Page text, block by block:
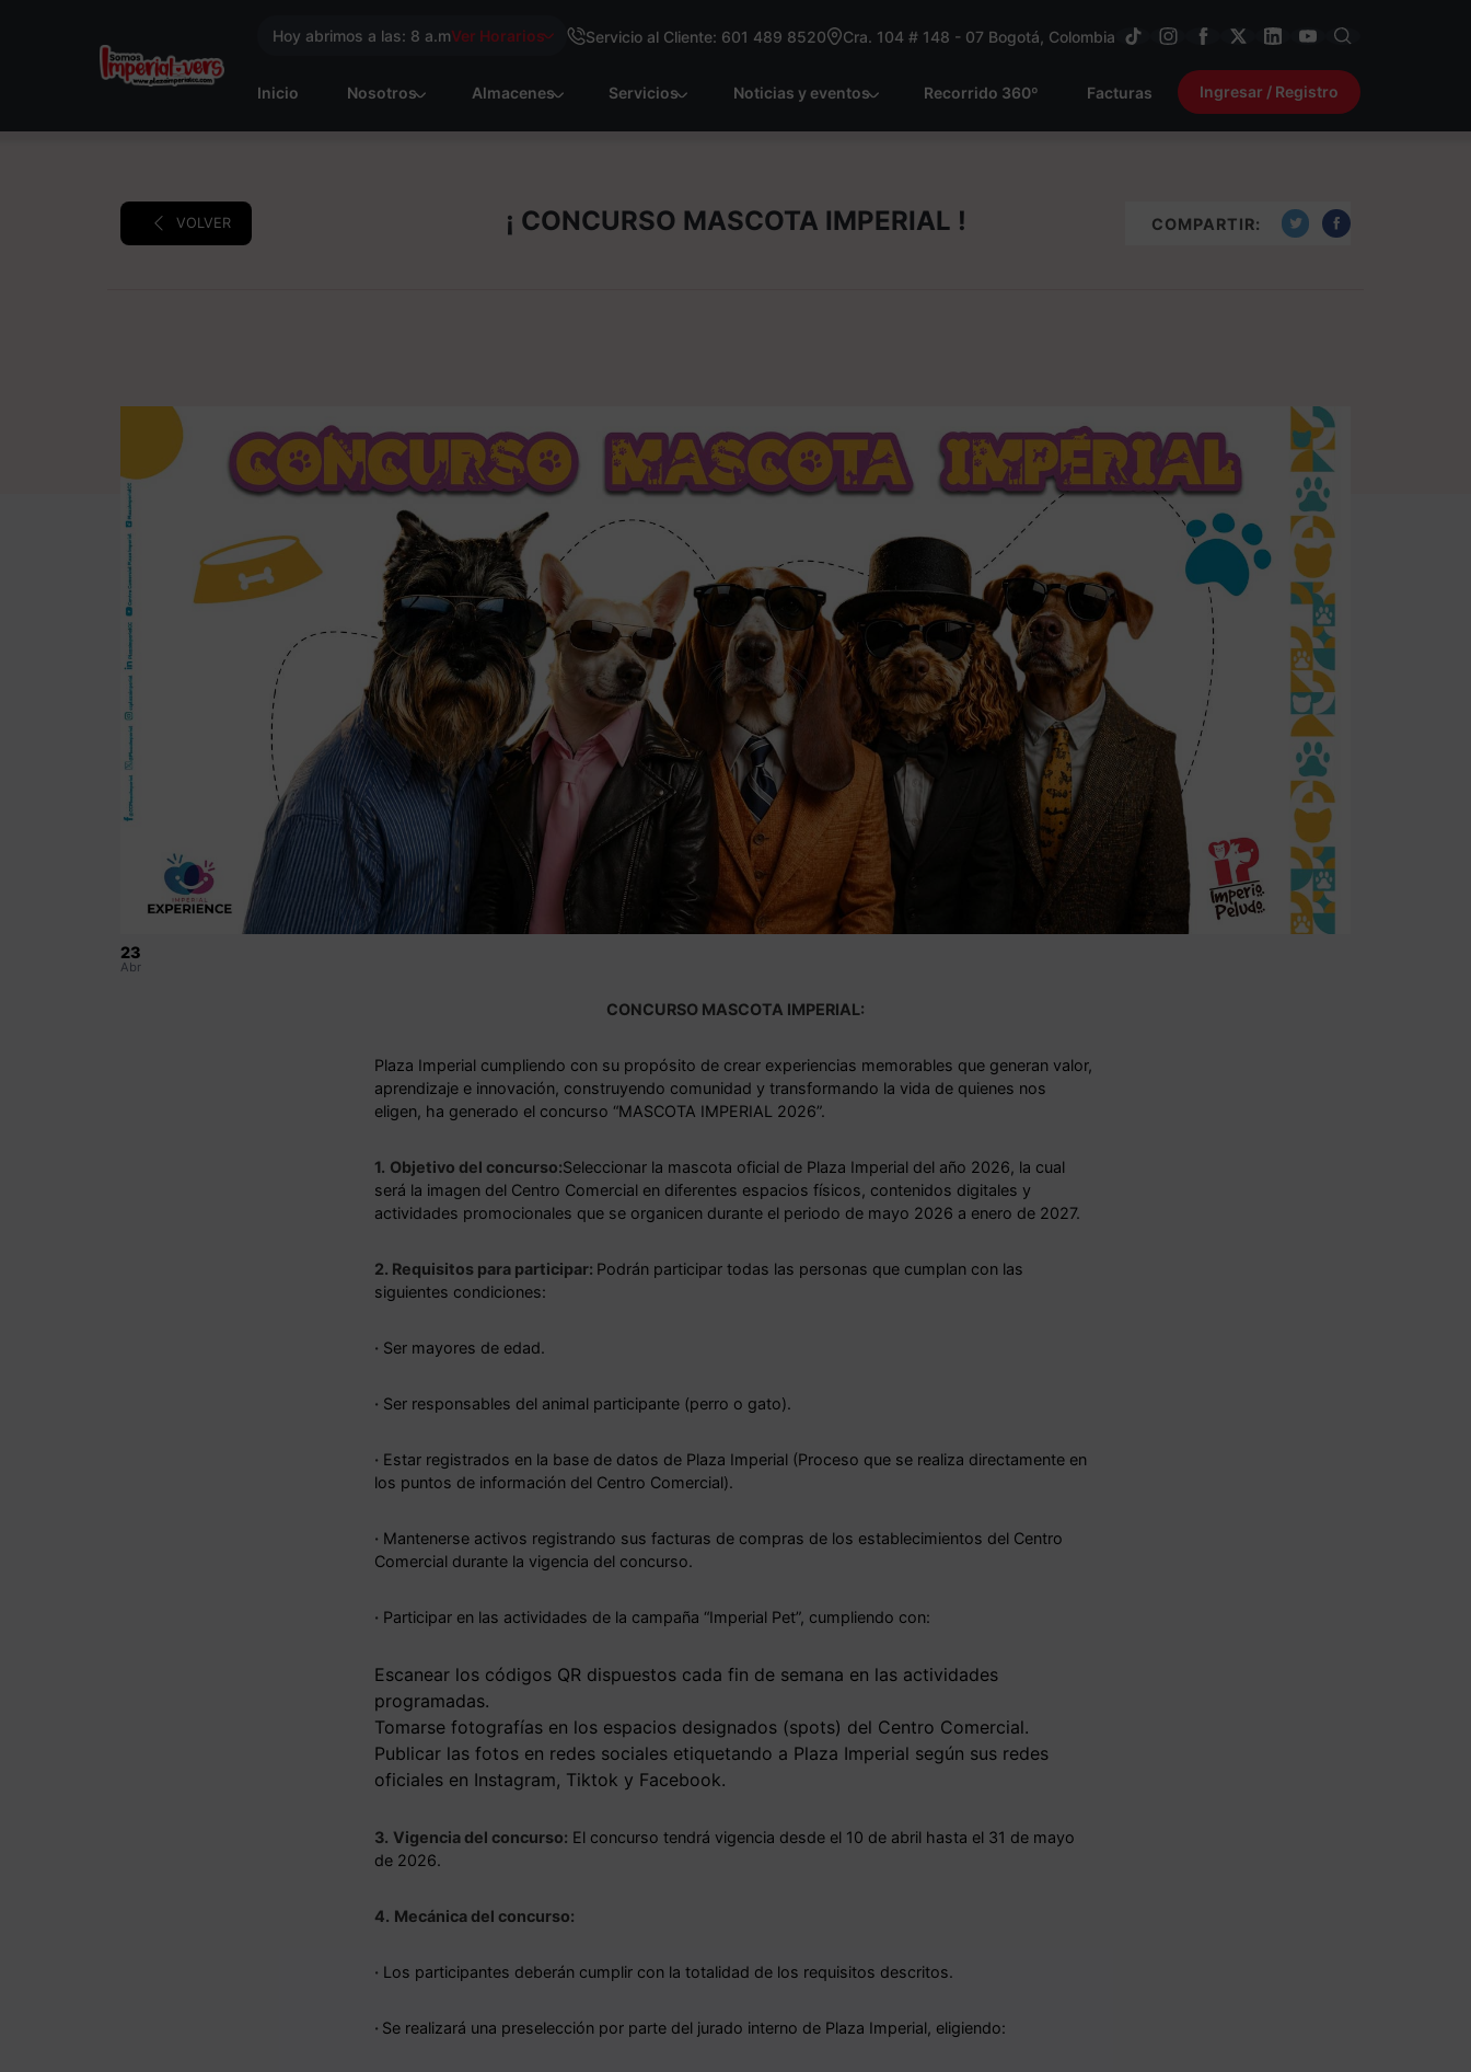
Hoy abrimos a las: 8 a.mVer Horarios Servicio al Cliente: 601 489 8520 Cra. 104 # 148 - 07 Bogotá, Colombia
Inicio Nosotros Almacenes Servicios Noticias y eventos Recorrido 360º Facturas Ingresar / Registro
VOLVER ¡ CONCURSO MASCOTA IMPERIAL ! COMPARTIR:
23
Abr
CONCURSO MASCOTA IMPERIAL:
Plaza Imperial cumpliendo con su propósito de crear experiencias memorables que generan valor,
aprendizaje e innovación, construyendo comunidad y transformando la vida de quienes nos
eligen, ha generado el concurso “MASCOTA IMPERIAL 2026”.
1. Objetivo del concurso:Seleccionar la mascota oficial de Plaza Imperial del año 2026, la cual
será la imagen del Centro Comercial en diferentes espacios físicos, contenidos digitales y
actividades promocionales que se organicen durante el periodo de mayo 2026 a enero de 2027.
2. Requisitos para participar: Podrán participar todas las personas que cumplan con las
siguientes condiciones:
· Ser mayores de edad.
· Ser responsables del animal participante (perro o gato).
· Estar registrados en la base de datos de Plaza Imperial (Proceso que se realiza directamente en
los puntos de información del Centro Comercial).
· Mantenerse activos registrando sus facturas de compras de los establecimientos del Centro
Comercial durante la vigencia del concurso.
· Participar en las actividades de la campaña “Imperial Pet”, cumpliendo con:
Escanear los códigos QR dispuestos cada fin de semana en las actividades
programadas.
Tomarse fotografías en los espacios designados (spots) del Centro Comercial.
Publicar las fotos en redes sociales etiquetando a Plaza Imperial según sus redes
oficiales en Instagram, Tiktok y Facebook.
3. Vigencia del concurso: El concurso tendrá vigencia desde el 10 de abril hasta el 31 de mayo
de 2026.
4. Mecánica del concurso:
· Los participantes deberán cumplir con la totalidad de los requisitos descritos.
· Se realizará una preselección por parte del jurado interno de Plaza Imperial, eligiendo: